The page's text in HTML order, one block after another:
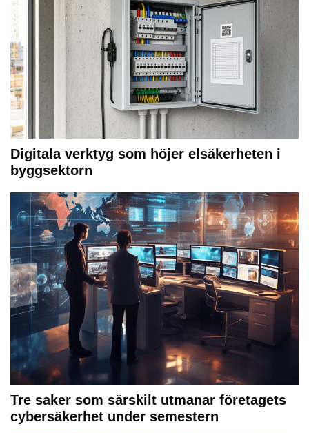
Digitala verktyg som höjer elsäkerheten i
byggsektorn
Tre saker som särskilt utmanar företagets
cybersäkerhet under semestern